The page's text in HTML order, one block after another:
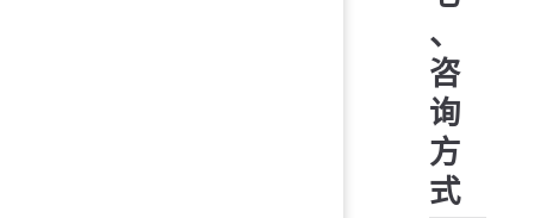
、
咨
询
方
式